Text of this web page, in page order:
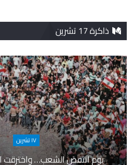
ذاكرة 17 تشرين
١٧ تشرين
يوم انتفض الشعب… واخترقت